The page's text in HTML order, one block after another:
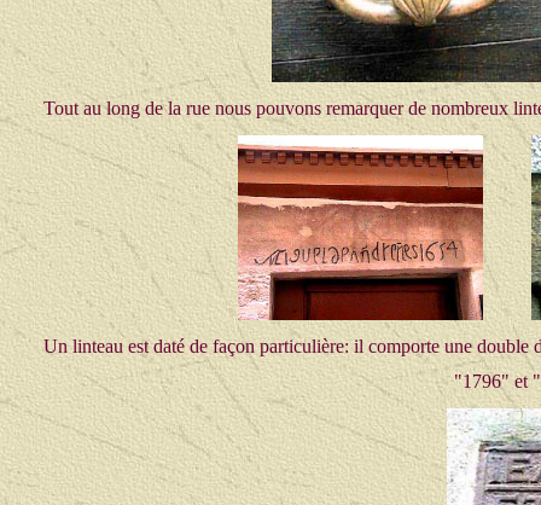
Tout au long de la rue nous pouvons remarquer de nombreux
Un linteau est daté de façon particulière: il comporte une double
"1796" et